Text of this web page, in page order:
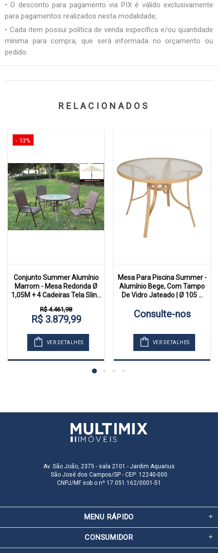
• O desconto para pagamento via PIX é válido exclusivamente
para pagamentos realizados nesta modalidade;
• Cada item possui política de venda específica e/ou quantidade
mínima para compra, que será informada no orçamento ou
pedido.
RELACIONADOS
- 13%
Conjunto Summer Alumínio
Marrom - Mesa Redonda Ø
1,05M + 4 Cadeiras Tela Slin...
R$ 4.461,98
R$ 3.879,99
VER DETALHES
Mesa Para Piscina Summer -
Alumínio Bege, Com Tampo
De Vidro Jateado | Ø 105 ...
Consulte-nos
VER DETALHES
Av. São João, 2375 - sala 2101 - Jardim Aquarius
São José dos Campos/SP - CEP: 12240-000
CNPJ/MF sob o nº 17.051.162/0001-51
MENU RÁPIDO
CONSUMIDOR